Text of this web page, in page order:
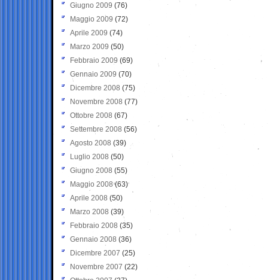
Giugno 2009 (76)
Maggio 2009 (72)
Aprile 2009 (74)
Marzo 2009 (50)
Febbraio 2009 (69)
Gennaio 2009 (70)
Dicembre 2008 (75)
Novembre 2008 (77)
Ottobre 2008 (67)
Settembre 2008 (56)
Agosto 2008 (39)
Luglio 2008 (50)
Giugno 2008 (55)
Maggio 2008(63)
Aprile 2008 (50)
Marzo 2008 (39)
Febbraio 2008 (35)
Gennaio 2008 (36)
Dicembre 2007 (25)
Novembre 2007 (22)